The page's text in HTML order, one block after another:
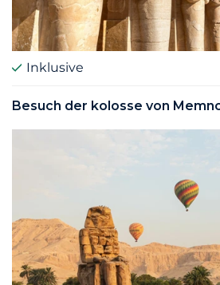
Inklusive
Besuch der kolosse von